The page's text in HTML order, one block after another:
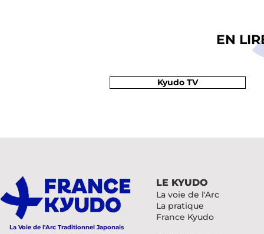
EN
Kyudo TV
La Voie de l'Arc Traditionnel Japonais
LE KYUDO
La voie de l'Arc
La pratique
France Kyudo